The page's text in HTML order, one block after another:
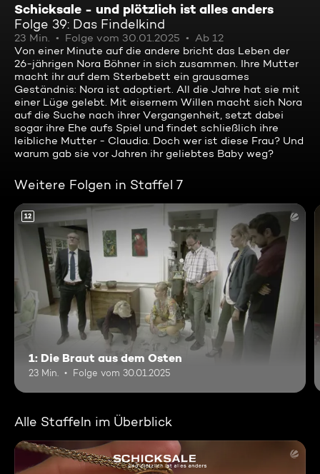
Schicksale - und plötzlich ist alles anders
Folge 39: Das Findelkind
23 Min. Folge vom 30.01.2025
Ab 12
Von einer Minute auf die andere bricht das Leben der
26-jährigen Nora Böhner in sich zusammen. Ihre Mutter
macht ihr auf dem Sterbebett ein grausames
Geständnis: Nora ist adoptiert. All die Jahre hat sie mit
einer Lüge gelebt. Mit eisernem Willen macht sich Nora
auf die Suche nach ihrer Vergangenheit, setzt dabei
sogar ihre Ehe aufs Spiel und findet schließlich ihre
leibliche Mutter - Claudia. Doch wer ist diese Frau? Und
warum gab sie vor Jahren ihr geliebtes Baby weg?
Weitere Folgen in Staffel 7
12
1: Die Braut aus dem Osten
23 Min. Folge vom 30.01.2025
Alle Staffeln im Überblick